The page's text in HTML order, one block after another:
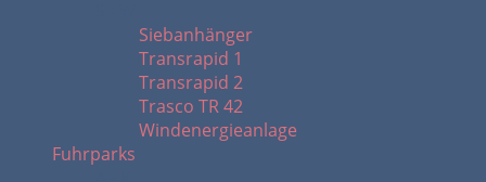
Siebanhänger
Transrapid 1
Transrapid 2
Trasco TR 42
Windenergieanlage
Fuhrparks